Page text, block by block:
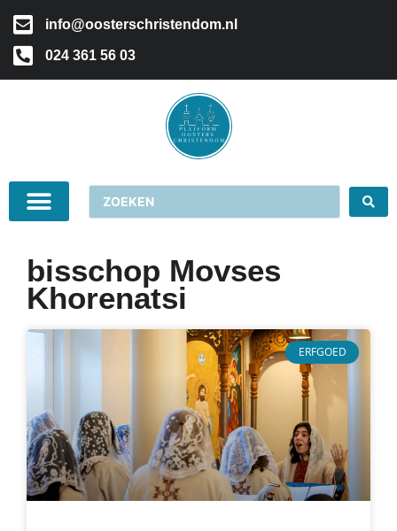
info@oosterschristendom.nl
024 361 56 03
bisschop Movses
Khorenatsi
ERFGOED